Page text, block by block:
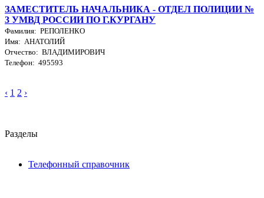
ЗАМЕСТИТЕЛЬ НАЧАЛЬНИКА - ОТДЕЛ ПОЛИЦИИ №
3 УМВД РОССИИ ПО Г.КУРГАНУ
Фамилия: РЕПОЛЕНКО
Имя: АНАТОЛИЙ
Отчество: ВЛАДИМИРОВИЧ
Телефон: 495593
‹ 1 2 ›
Разделы
Телефонный справочник